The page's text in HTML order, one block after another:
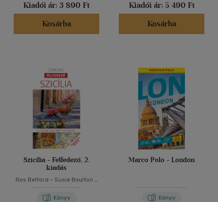
Kiadói ár: 3 890 Ft
Kosárba
Kiadói ár: 5 490 Ft
Kosárba
Szicília - Felfedező, 2.
kiadás
Ros Belford - Susie Boulton -
Mosseri
Könyv
Marco Polo - London
Könyv